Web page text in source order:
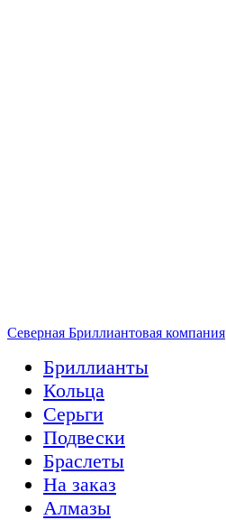
Северная Бриллиантовая компания
Бриллианты
Кольца
Серьги
Подвески
Браслеты
На заказ
Алмазы